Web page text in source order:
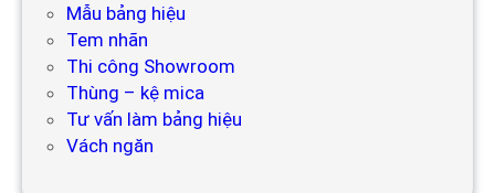
Mẫu bảng hiệu
Tem nhãn
Thi công Showroom
Thùng – kệ mica
Tư vấn làm bảng hiệu
Vách ngăn